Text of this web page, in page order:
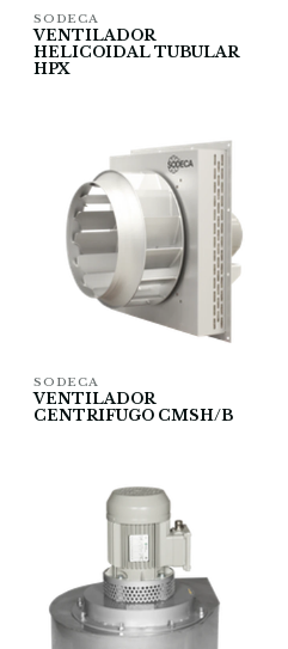
SODECA
VENTILADOR
HELICOIDAL TUBULAR
HPX
SODECA
VENTILADOR
CENTRIFUGO CMSH/B